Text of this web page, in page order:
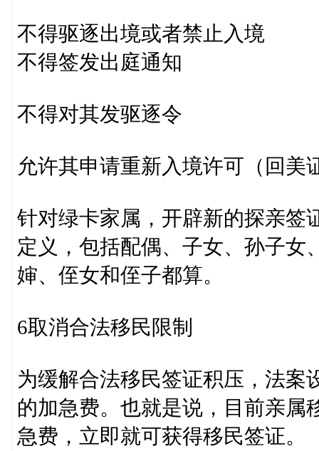
不得驱逐出境或者禁止入境
不得签发出庭通知
不得对其发驱逐令
允许其申请重新入境许可（回美
针对绿卡家属，开辟新的探亲签
定义，包括配偶、子女、孙子女
婶、侄女和侄子都算。
6取消合法移民限制
为缓解合法移民签证积压，法案
的加急费。也就是说，目前亲属
急费，立即就可获得移民签证。